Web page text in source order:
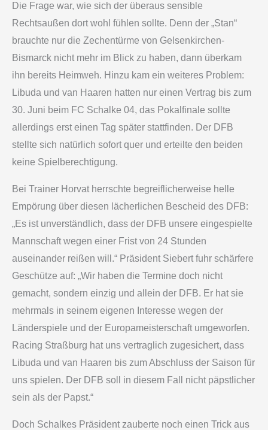
Die Frage war, wie sich der überaus sensible
Rechtsaußen dort wohl fühlen sollte. Denn der „Stan“
brauchte nur die Zechentürme von Gelsenkirchen-
Bismarck nicht mehr im Blick zu haben, dann überkam
ihn bereits Heimweh. Hinzu kam ein weiteres Problem:
Libuda und van Haaren hatten nur einen Vertrag bis zum
30. Juni beim FC Schalke 04, das Pokalfinale sollte
allerdings erst einen Tag später stattfinden. Der DFB
stellte sich natürlich sofort quer und erteilte den beiden
keine Spielberechtigung.
Bei Trainer Horvat herrschte begreiflicherweise helle
Empörung über diesen lächerlichen Bescheid des DFB:
„Es ist unverständlich, dass der DFB unsere eingespielte
Mannschaft wegen einer Frist von 24 Stunden
auseinander reißen will.“ Präsident Siebert fuhr schärfere
Geschütze auf: „Wir haben die Termine doch nicht
gemacht, sondern einzig und allein der DFB. Er hat sie
mehrmals in seinem eigenen Interesse wegen der
Länderspiele und der Europameisterschaft umgeworfen.
Racing Straßburg hat uns vertraglich zugesichert, dass
Libuda und van Haaren bis zum Abschluss der Saison für
uns spielen. Der DFB soll in diesem Fall nicht päpstlicher
sein als der Papst.“
Doch Schalkes Präsident zauberte noch einen Trick aus